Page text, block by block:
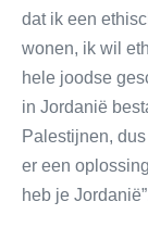
dat ik een
wonen, ik wil
hele joodse
in Jordanië
Palestijnen,
er een
heb je